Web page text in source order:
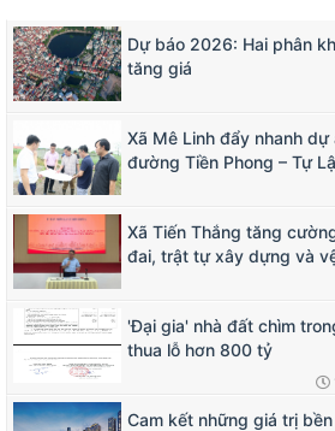
Dự báo 2026: Hai phân
tăng giá
Xã Mê Linh đẩy nhanh
đường Tiền Phong – Tự
Xã Tiến Thắng tăng
đai, trật tự xây dựng và
'Đại gia' nhà đất chìm
thua lỗ hơn 800 tỷ
Cam kết những giá trị